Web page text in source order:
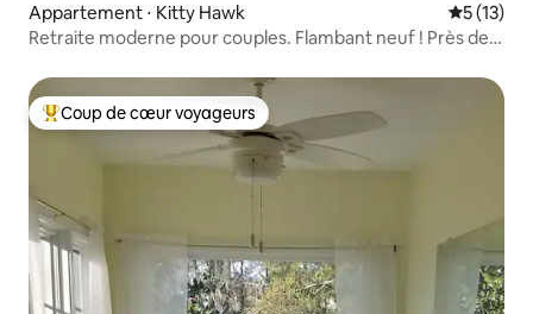
Appartement ⋅ Kitty Hawk
5 (13)
Retraite moderne pour couples. Flambant neuf ! Près de
Coups de cœur voyageurs les plus appréciés
Coup de cœur voyageurs